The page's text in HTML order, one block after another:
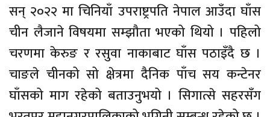
सन् २०२२ मा चिनियाँ उपराष्ट्रपति नेपाल आउँदा घाँस
चीन लैजाने विषयमा सम्झौता भएको थियो । पहिलो
चरणमा केरुङ र रसुवा नाकाबाट घाँस पठाइँदै छ ।
चाङले चीनको सो क्षेत्रमा दैनिक पाँच सय कन्टेनर
घाँसको माग रहेको बताउनुभयो । सिगात्से सहरसँग